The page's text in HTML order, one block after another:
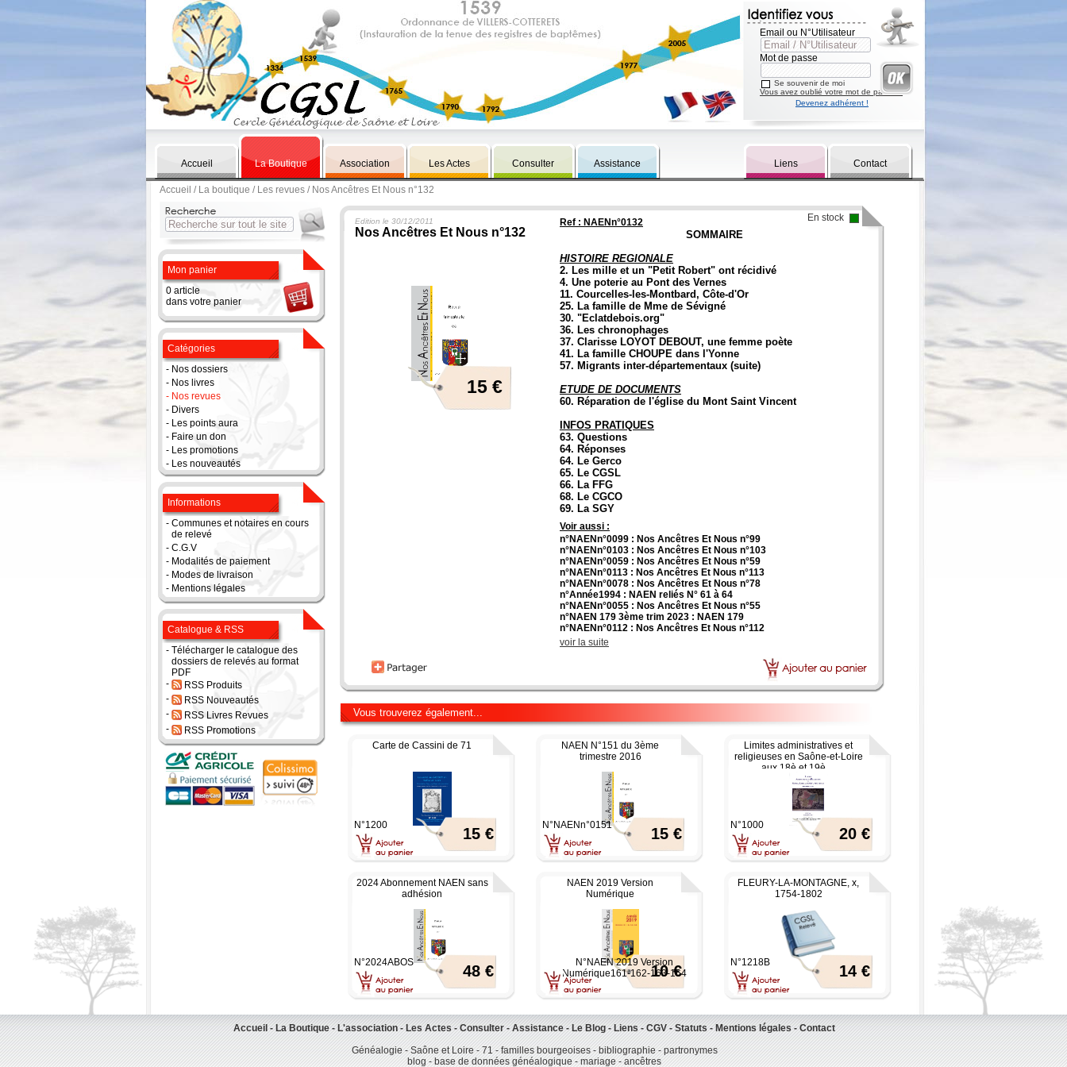
Email ou N°Utilisateur
Mot de passe
Se souvenir de moi
Vous avez oublié votre mot de passe ?
Devenez adhérent !
Accueil La Boutique Association Les Actes Consulter Assistance Liens Contact
Accueil / La boutique / Les revues / Nos Ancêtres Et Nous n°132
Mon panier
0 article
dans votre panier
Catégories
- Nos dossiers
- Nos livres
- Nos revues
- Divers
- Les points aura
- Faire un don
- Les promotions
- Les nouveautés
Informations
- Communes et notaires en cours
de relevé
- C.G.V
- Modalités de paiement
- Modes de livraison
- Mentions légales
Catalogue & RSS
- Télécharger le catalogue des
dossiers de relevés au format
PDF
-
RSS Produits
-
RSS Nouveautés
-
RSS Livres Revues
-
RSS Promotions
Edition le 30/12/2011
Nos Ancêtres Et Nous n°132
15 €
En stock
Ref : NAENn°0132
SOMMAIRE
HISTOIRE REGIONALE
2. Les mille et un "Petit Robert" ont récidivé
4. Une poterie au Pont des Vernes
11. Courcelles-les-Montbard, Côte-d'Or
25. La famille de Mme de Sévigné
30. "Eclatdebois.org"
36. Les chronophages
37. Clarisse LOYOT DEBOUT, une femme poète
41. La famille CHOUPE dans l'Yonne
57. Migrants inter-départementaux (suite)
ETUDE DE DOCUMENTS
60. Réparation de l'église du Mont Saint Vincent
INFOS PRATIQUES
63. Questions
64. Réponses
64. Le Gerco
65. Le CGSL
66. La FFG
68. Le CGCO
69. La SGY
Voir aussi :
n°NAENn°0099 : Nos Ancêtres Et Nous n°99
n°NAENn°0103 : Nos Ancêtres Et Nous n°103
n°NAENn°0059 : Nos Ancêtres Et Nous n°59
n°NAENn°0113 : Nos Ancêtres Et Nous n°113
n°NAENn°0078 : Nos Ancêtres Et Nous n°78
n°Année1994 : NAEN reliés N° 61 à 64
n°NAENn°0055 : Nos Ancêtres Et Nous n°55
n°NAEN 179 3ème trim 2023 : NAEN 179
n°NAENn°0112 : Nos Ancêtres Et Nous n°112
voir la suite
Vous trouverez également...
Carte de Cassini de 71
15 €
N°1200
NAEN N°151 du 3ème
trimestre 2016
15 €
N°NAENn°0151
Limites administratives et
religieuses en Saône-et-Loire
aux 18è et 19è ...
20 €
N°1000
2024 Abonnement NAEN sans
adhésion
48 €
N°2024ABOS
NAEN 2019 Version
Numérique
10 €
N°NAEN 2019 Version
Numérique161-162-163-164
FLEURY-LA-MONTAGNE, x,
1754-1802
14 €
N°1218B
Accueil - La Boutique - L'association - Les Actes - Consulter - Assistance - Le Blog - Liens - CGV - Statuts - Mentions légales - Contact
Généalogie - Saône et Loire - 71 - familles bourgeoises - bibliographie - partronymes
blog - base de données généalogique - mariage - ancêtres